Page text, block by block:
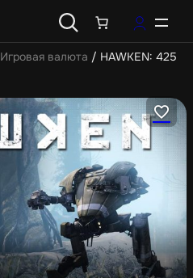
Игровая валюта / HAWKEN: 425